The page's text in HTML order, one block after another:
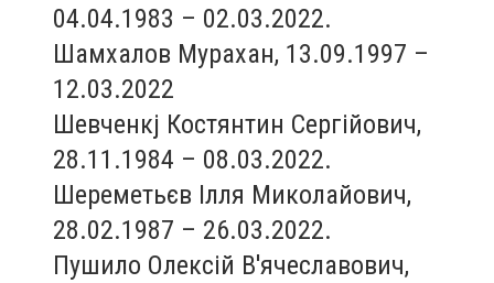
04.04.1983 – 02.03.2022.
Шамхалов Мурахан, 13.09.1997 –
12.03.2022
Шевченкj Костянтин Сергійович,
28.11.1984 – 08.03.2022.
Шереметьєв Ілля Миколайович,
28.02.1987 – 26.03.2022.
Пушило Олексій В'ячеславович,